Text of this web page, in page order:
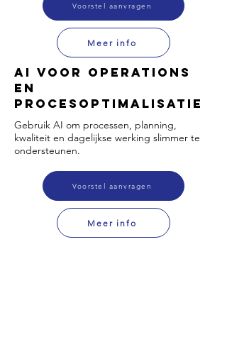
Voorstel aanvragen
Meer info
AI voor Operations
en
Procesoptimalisatie
Gebruik AI om processen, planning,
kwaliteit en dagelijkse werking slimmer te
ondersteunen.
Voorstel aanvragen
Meer info